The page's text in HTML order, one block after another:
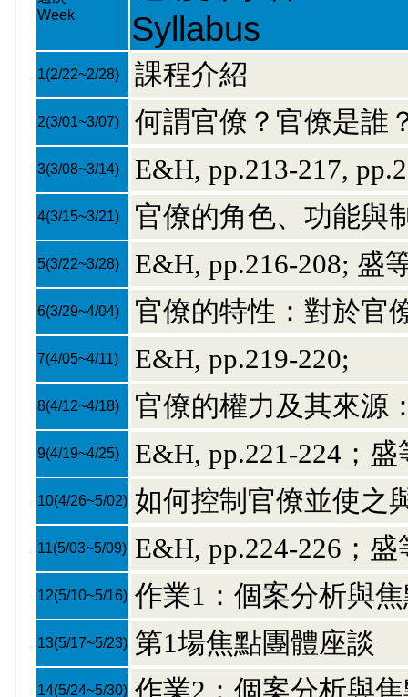
Week
Syllabus
1(2/22~2/28) 課程介紹
2(3/01~3/07) 何謂官僚？官僚是誰
3(3/08~3/14) E&H, pp.213-217,
4(3/15~3/21) 官僚的角色、功能與
5(3/22~3/28) E&H, pp.216-208; 盛
6(3/29~4/04) 官僚的特性：對於官
7(4/05~4/11) E&H, pp.219-220;
8(4/12~4/18) 官僚的權力及其來源
9(4/19~4/25) E&H, pp.221-224；
10(4/26~5/02) 如何控制官僚並使之
11(5/03~5/09) E&H, pp.224-226；盛
12(5/10~5/16) 作業1：個案分析與
13(5/17~5/23) 第1場焦點團體座談
14(5/24~5/30) 作業2：個案分析與